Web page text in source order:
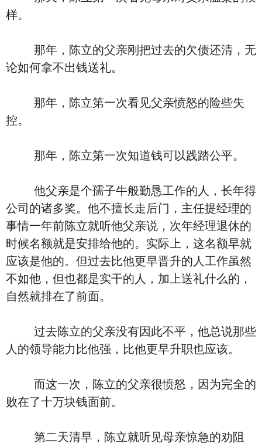
样。
那年，陈立的父亲刚把过去的欠债还清，无
论如何拿不出钱送礼。
那年，陈立第一次看见父亲愤怒的险些失
控。
那年，陈立第一次知道钱可以践踏公平。
他父亲是个孺子牛般勤恳工作的人，长年得
公司的诸多奖。他不擅长走后门，主任提经理的
事情一年前陈立就听他父亲说，次年经理退休的
时候名额就是安排给他的。实际上，这名额早就
应该是他的。但过去比他更早晋升的人工作虽然
不如他，但也都是实干的人，加上送礼什么的，
自然就排在了前面。
过去陈立的父亲没有因此不平，他总说那些
人的领导能力比他强，比他更早升职也应该。
而这一次，陈立的父亲很愤怒，因为完全的
败在了十万块钱面前。
第二天清早，陈立就听见母亲惊急的劝阻